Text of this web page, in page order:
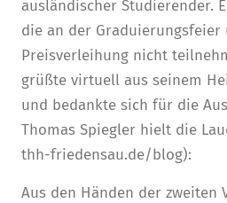
ausländischer Studieren­der.
die an der Graduierungsfeier
Preisverleihung nicht
grüßte virtuell aus seinem
und bedankte sich für die
Thomas Spiegler hielt die
thh-friedensau.de/blog):
Aus den Händen der zweiten